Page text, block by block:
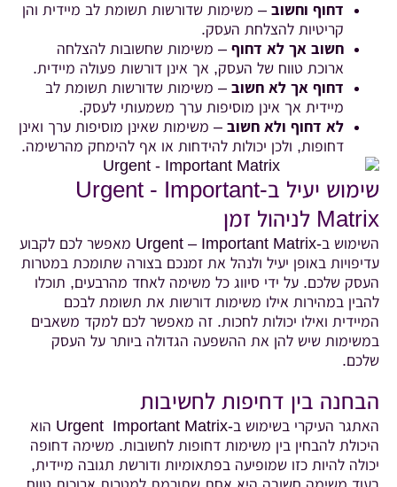
דחוף וחשוב – משימות שדורשות תשומת לב מיידית והן
קריטיות להצלחת העסק.
חשוב אך לא דחוף – משימות שחשובות להצלחה
ארוכת טווח של העסק, אך אינן דורשות פעולה מיידית.
דחוף אך לא חשוב – משימות שדורשות תשומת לב
מיידית אך אינן מוסיפות ערך משמעותי לעסק.
לא דחוף ולא חשוב – משימות שאינן מוסיפות ערך ואינן
דחופות, ולכן יכולות להידחות או אף להימחק מהרשימה.
שימוש יעיל ב-Urgent - Important
Matrix לניהול זמן
השימוש ב-Urgent – Important Matrix מאפשר לכם לקבוע
עדיפויות באופן יעיל ולנהל את זמנכם בצורה שתומכת במטרות
העסק שלכם. על ידי סיווג כל משימה לאחד מהרבעים, תוכלו
להבין במהירות אילו משימות דורשות את תשומת לבכם
המיידית ואילו יכולות לחכות. זה מאפשר לכם למקד משאבים
במשימות שיש להן את ההשפעה הגדולה ביותר על העסק
שלכם.
הבחנה בין דחיפות לחשיבות
האתגר העיקרי בשימוש ב-Urgent Important Matrix הוא
היכולת להבחין בין משימות דחופות לחשובות. משימה דחופה
יכולה להיות כזו שמופיעה בפתאומיות ודורשת תגובה מיידית,